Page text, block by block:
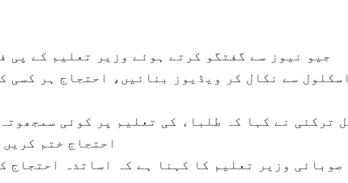
جیو نیوز سے گفتگو کرتے ہوئے وزیر تعلیم کے پی
اسکلول سے نکال کر ویڈیوز بنائیں، احتجاج ہر کسی
ترکئی نے کہا کہ طلباء کی تعلیم پر کوئی
احتجاج ختم
صوبائی وزیر تعلیم کا کہنا ہے کہ اساتذہ احتجاج